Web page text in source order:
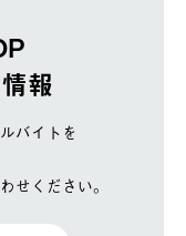
報
バイトを
せください。